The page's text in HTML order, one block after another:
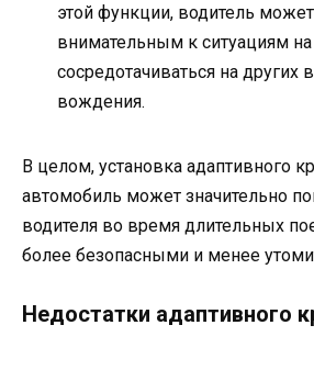
этой функции, водитель
внимательным к ситуациям
сосредотачиваться на других
вождения.
В целом, установка адаптивного
автомобиль может значительно
водителя во время длительных
более безопасными и менее
Недостатки адаптивного